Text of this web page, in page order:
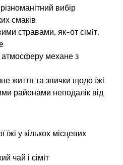
вибір
смаків
стравами, як-от сімiт,
атмосферу механе з
життя та звички щодо їжі
районами неподалік від
у кількох місцевих
чай і сімiт